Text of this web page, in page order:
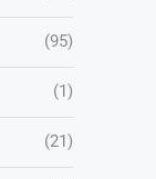
(95)
(1)
(21)